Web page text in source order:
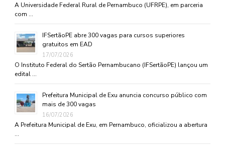
A Universidade Federal Rural de Pernambuco (UFRPE), em parceria
com …
IFSertãoPE abre 300 vagas para cursos superiores
gratuitos em EAD
17/07/2026
O Instituto Federal do Sertão Pernambucano (IFSertãoPE) lançou um
edital …
Prefeitura Municipal de Exu anuncia concurso público com
mais de 300 vagas
16/07/2026
A Prefeitura Municipal de Exu, em Pernambuco, oficializou a abertura
…